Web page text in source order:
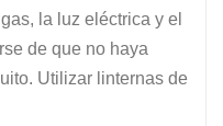
la luz eléctrica y el
de que no haya
Utilizar linternas de